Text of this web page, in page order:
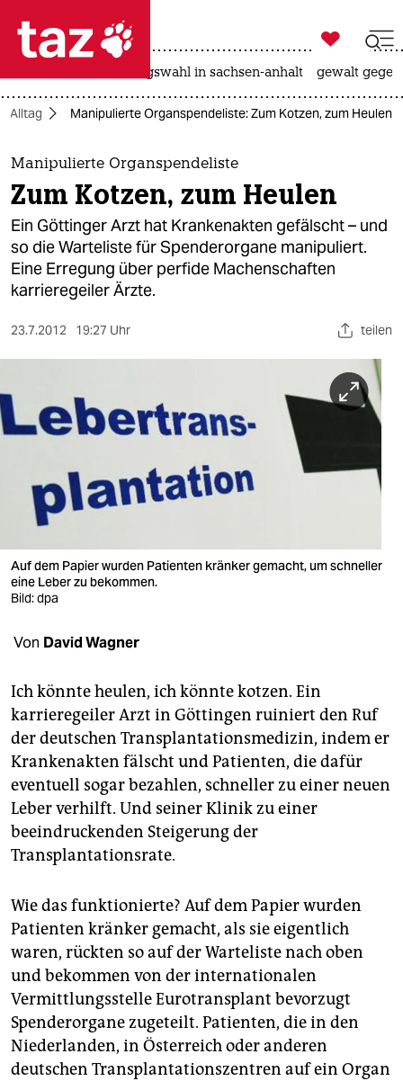
 taz zahl ich
taz zahl ich
themen
politik
öko
gesellschaft
kultur
sport
berlin
wahrheit
verlag
verlag
veranstaltungen
unterstützen
abo
genossenschaft
epaper login

taz zahl ich
landtagswahl in sachsen-anhalt gewalt
Alltag Manipulierte Organspendeliste: Zum Kotzen, zum Heulen
Manipulierte Organspendeliste
Zum Kotzen, zum Heulen
Ein Göttinger Arzt hat Krankenakten gefälscht – und
so die Warteliste für Spenderorgane manipuliert.
Eine Erregung über perfide Machenschaften
karrieregeiler Ärzte.
23.7.2012 19:27 Uhr teilen
Auf dem Papier wurden Patienten kränker gemacht, um schneller
eine Leber zu bekommen.
Bild: dpa
Von David Wagner
Ich könnte heulen, ich könnte kotzen. Ein
karrieregeiler Arzt in Göttingen ruiniert den Ruf
der deutschen Transplantationsmedizin, indem er
Krankenakten fälscht und Patienten, die dafür
eventuell sogar bezahlen, schneller zu einer neuen
Leber verhilft. Und seiner Klinik zu einer
beeindruckenden Steigerung der
Transplantationsrate.
Wie das funktionierte? Auf dem Papier wurden
Patienten kränker gemacht, als sie eigentlich
waren, rückten so auf der Warteliste nach oben
und bekommen von der internationalen
Vermittlungsstelle Eurotransplant bevorzugt
Spenderorgane zugeteilt. Patienten, die in den
Niederlanden, in Österreich oder anderen
deutschen Transplantationszentren auf ein Organ